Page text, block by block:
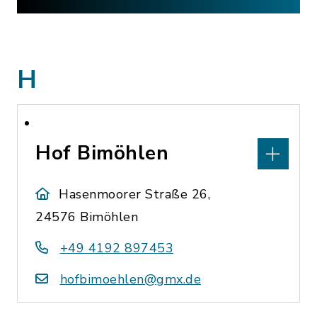
H
Hof Bimöhlen
Hasenmoorer Straße 26,
24576 Bimöhlen
+49 4192 897453
hofbimoehlen@gmx.de